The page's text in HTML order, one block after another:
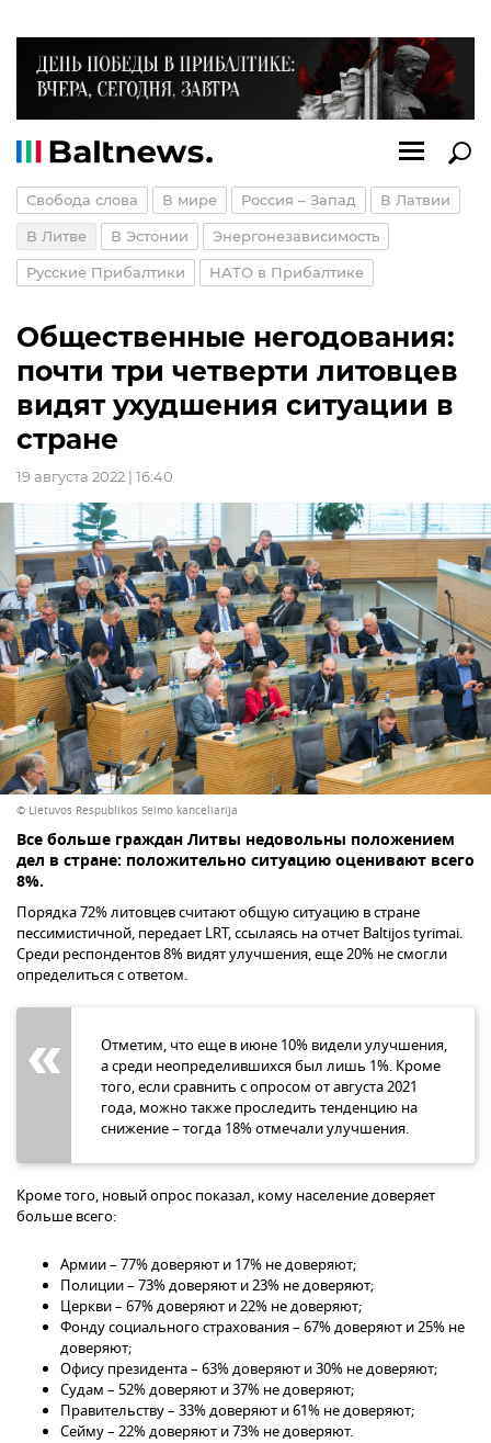
Свобода слова В мире Россия – Запад В Латвии
В Литве В Эстонии Энергонезависимость
Русские Прибалтики НАТО в Прибалтике
Общественные негодования:
почти три четверти литовцев
видят ухудшения ситуации в
стране
19 августа 2022 | 16:40
© Lietuvos Respublikos Seimo kanceliarija
Все больше граждан Литвы недовольны положением
дел в стране: положительно ситуацию оценивают всего
8%.
Порядка 72% литовцев считают общую ситуацию в стране
пессимистичной, передает LRT, ссылаясь на отчет Baltijos tyrimai.
Среди респондентов 8% видят улучшения, еще 20% не смогли
определиться с ответом.
Отметим, что еще в июне 10% видели улучшения,
а среди неопределившихся был лишь 1%. Кроме
того, если сравнить с опросом от августа 2021
года, можно также проследить тенденцию на
снижение – тогда 18% отмечали улучшения.
Кроме того, новый опрос показал, кому население доверяет
больше всего:
Армии – 77% доверяют и 17% не доверяют;
Полиции – 73% доверяют и 23% не доверяют;
Церкви – 67% доверяют и 22% не доверяют;
Фонду социального страхования – 67% доверяют и 25% не
доверяют;
Офису президента – 63% доверяют и 30% не доверяют;
Судам – 52% доверяют и 37% не доверяют;
Правительству – 33% доверяют и 61% не доверяют;
Сейму – 22% доверяют и 73% не доверяют.